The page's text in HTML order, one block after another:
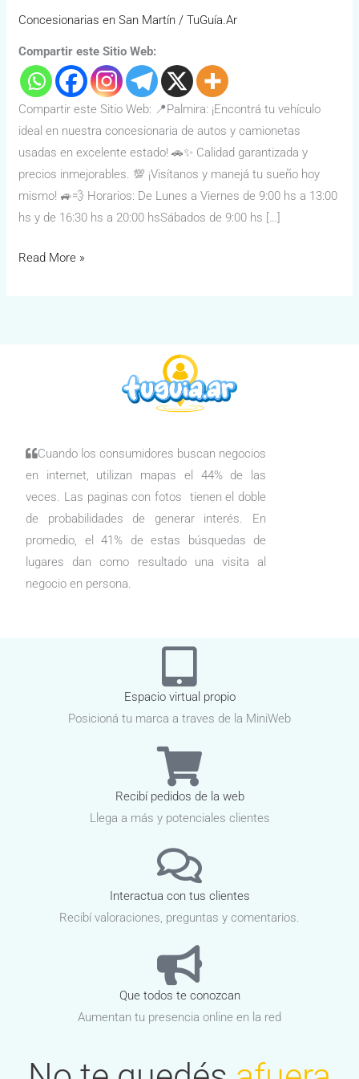
Concesionarias en San Martín /TuGuía.Ar
Compartir este Sitio Web:
Compartir este Sitio Web: 📍Palmira: ¡Encontrá tu vehículo
ideal en nuestra concesionaria de autos y camionetas
usadas en excelente estado! 🚗✨ Calidad garantizada y
precios inmejorables. 💯 ¡Visítanos y manejá tu sueño hoy
mismo! 🚙💨 Horarios: De Lunes a Viernes de 9:00 hs a 13:00
hs y de 16:30 hs a 20:00 hsSábados de 9:00 hs […]
Read More »
Cuando los consumidores buscan negocios
en internet, utilizan mapas el 44% de las
veces. Las paginas con fotos tienen el doble
de probabilidades de generar interés. En
promedio, el 41% de estas búsquedas de
lugares dan como resultado una visita al
negocio en persona.
Espacio virtual propio
Posicioná tu marca a traves de la MiniWeb
Recibí pedidos de la web
Llega a más y potenciales clientes
Interactua con tus clientes
Recibí valoraciones, preguntas y comentarios.
Que todos te conozcan
Aumentan tu presencia online en la red